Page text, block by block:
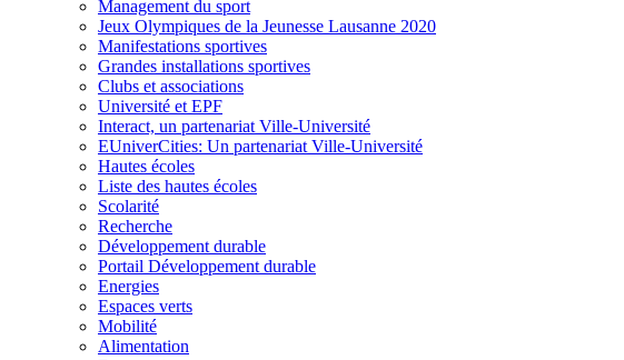
Management du sport
Jeux Olympiques de la Jeunesse Lausanne 2020
Manifestations sportives
Grandes installations sportives
Clubs et associations
Université et EPF
Interact, un partenariat Ville-Université
EUniverCities: Un partenariat Ville-Université
Hautes écoles
Liste des hautes écoles
Scolarité
Recherche
Développement durable
Portail Développement durable
Energies
Espaces verts
Mobilité
Alimentation